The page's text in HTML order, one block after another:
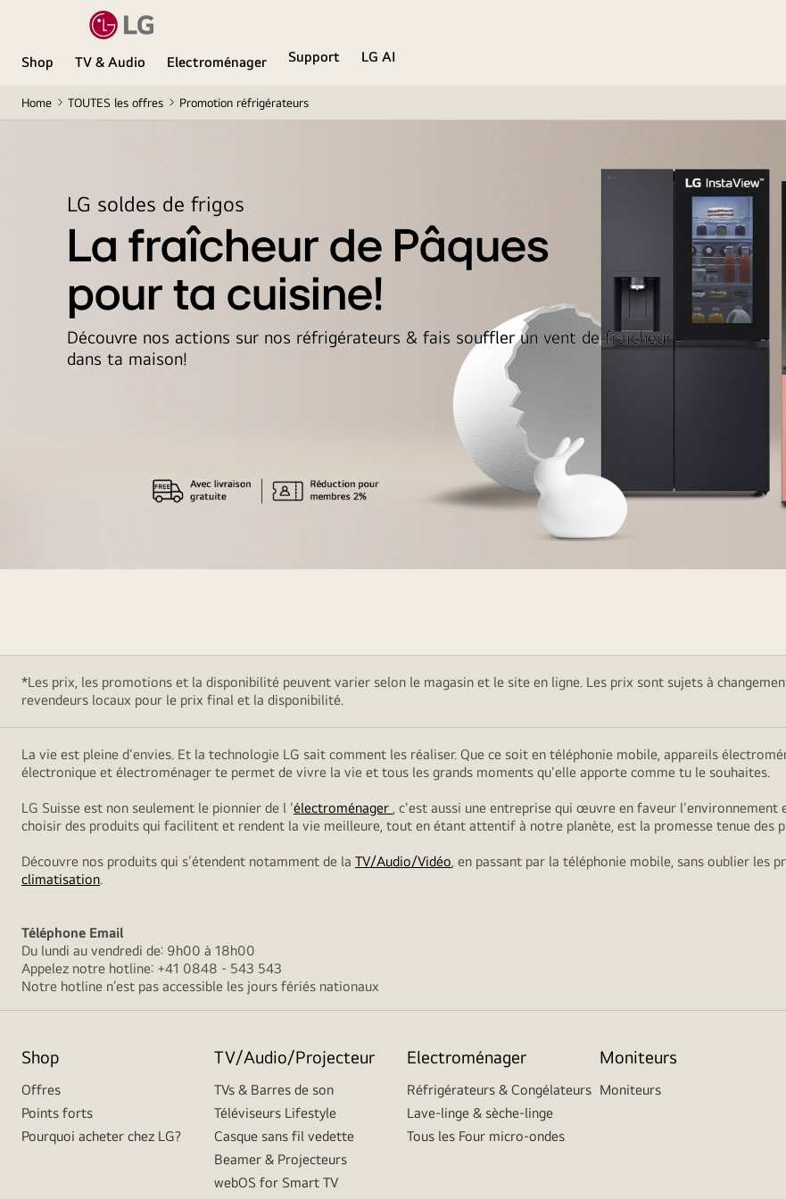
Shop TV & Audio Electroménager Support
LG AI
Home TOUTES les offres Promotion réfrigérateurs
LG soldes de frigos
La fraîcheur de Pâques
pour ta cuisine!
Découvre nos actions sur nos réfrigérateurs & fais souffler un vent de fraîcheur
dans ta maison!
*Les prix, les promotions et la disponibilité peuvent varier selon le magasin et le site en ligne. Les prix sont sujets à
revendeurs locaux pour le prix final et la disponibilité.
La vie est pleine d'envies. Et la technologie LG sait comment les réaliser. Que ce soit en téléphonie mobile, appareils
électronique et électroménager te permet de vivre la vie et tous les grands moments qu'elle apporte comme tu le souhaites.
LG Suisse est non seulement le pionnier de l 'électroménager , c'est aussi une entreprise qui œuvre en faveur
choisir des produits qui facilitent et rendent la vie meilleure, tout en étant attentif à notre planète, est la promesse tenue des
Découvre nos produits qui s’étendent notamment de la TV/Audio/Vidéo, en passant par la téléphonie mobile, sans oublier les
climatisation.
Téléphone Email
Du lundi au vendredi de: 9h00 à 18h00
Appelez notre hotline: +41 0848 - 543 543
Notre hotline n’est pas accessible les jours fériés nationaux
Shop
Offres
Points forts
Pourquoi acheter chez LG?
TV/Audio/Projecteur
TVs & Barres de son
Téléviseurs Lifestyle
Casque sans fil vedette
Beamer & Projecteurs
webOS for Smart TV
Electroménager
Réfrigérateurs & Congélateurs
Lave-linge & sèche-linge
Tous les Four micro-ondes
Moniteurs
Moniteurs